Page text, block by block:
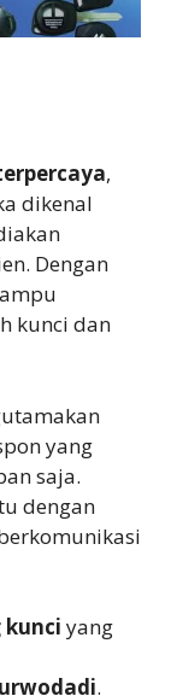
,
dikenal
Dengan
kunci dan
yang
saja.
dengan
yang
.